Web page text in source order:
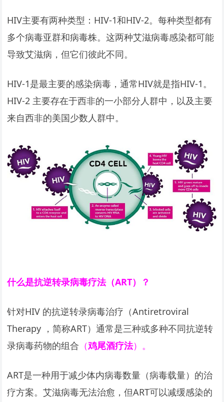
HIV主要有两种类型：HIV-1和HIV-2。每种类型都有
多个病毒亚群和病毒株。这两种艾滋病毒感染都可能
导致艾滋病，但它们彼此不同。
HIV-1是最主要的感染病毒，通常HIV就是指HIV-1。
HIV-2 主要存在于西非的一小部分人群中，以及主要
来自西非的美国少数人群中。
什么是抗逆转录病毒疗法（ART）？
针对HIV 的抗逆转录病毒治疗（Antiretroviral
Therapy ，简称ART）通常是三种或多种不同抗逆转
录病毒药物的组合 （鸡尾酒疗法）。
ART是一种用于减少体内病毒数量（病毒载量）的治
疗方案。艾滋病毒无法治愈，但ART可以减缓感染的